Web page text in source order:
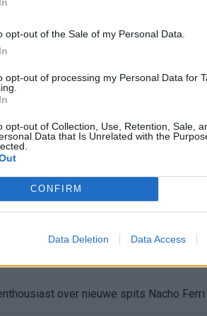
opt-out of the Sale of my Personal Data.
opt-out of processing my Personal Data for
opt-out of Collection, Use, Retention, Sale,
Data that Is Unrelated with the
CONFIRM
Data Deletion Data Access
van het voetbal. Aan de tijd dat een
waren voor eeuwige roem.
programma van Feyenoord tegen
in de spitsenstrijd
over nieuwe spits Nacho Ferri